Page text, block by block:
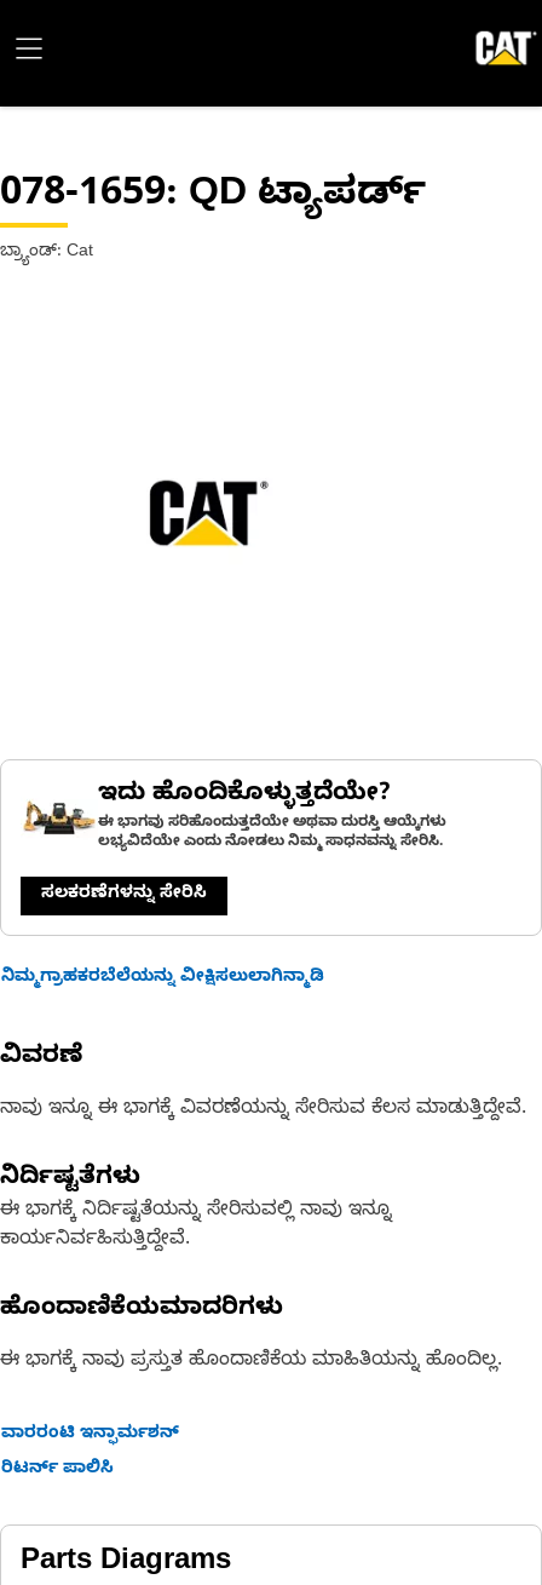
078-1659: QD ಟ್ಯಾಪರ್ಡ್
ಬ್ರ್ಯಾಂಡ್: Cat
ಇದು ಹೊಂದಿಕೊಳ್ಳುತ್ತದೆಯೇ?
ಈ ಭಾಗವು ಸರಿಹೊಂದುತ್ತದೆಯೇ ಅಥವಾ ದುರಸ್ತಿ ಆಯ್ಕೆಗಳು
ಲಭ್ಯವಿದೆಯೇ ಎಂದು ನೋಡಲು ನಿಮ್ಮ ಸಾಧನವನ್ನು ಸೇರಿಸಿ.
ಸಲಕರಣೆಗಳನ್ನು ಸೇರಿಸಿ
ನಿಮ್ಮಗ್ರಾಹಕರಬೆಲೆಯನ್ನು ವೀಕ್ಷಿಸಲುಲಾಗಿನ್ಮಾಡಿ
ವಿವರಣೆ
ನಾವು ಇನ್ನೂ ಈ ಭಾಗಕ್ಕೆ ವಿವರಣೆಯನ್ನು ಸೇರಿಸುವ ಕೆಲಸ ಮಾಡುತ್ತಿದ್ದೇವೆ.
ನಿರ್ದಿಷ್ಟತೆಗಳು
ಈ ಭಾಗಕ್ಕೆ ನಿರ್ದಿಷ್ಟತೆಯನ್ನು ಸೇರಿಸುವಲ್ಲಿ ನಾವು ಇನ್ನೂ
ಕಾರ್ಯನಿರ್ವಹಿಸುತ್ತಿದ್ದೇವೆ.
ಹೊಂದಾಣಿಕೆಯಮಾದರಿಗಳು
ಈ ಭಾಗಕ್ಕೆ ನಾವು ಪ್ರಸ್ತುತ ಹೊಂದಾಣಿಕೆಯ ಮಾಹಿತಿಯನ್ನು ಹೊಂದಿಲ್ಲ.
ವಾರರಂಟಿ ಇನ್ಫಾರ್ಮಶನ್
ರಿಟರ್ನ್ ಪಾಲಿಸಿ
Parts Diagrams